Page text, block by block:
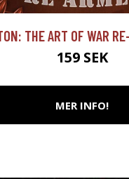
THE ART OF WAR
159 SEK
MER INFO!